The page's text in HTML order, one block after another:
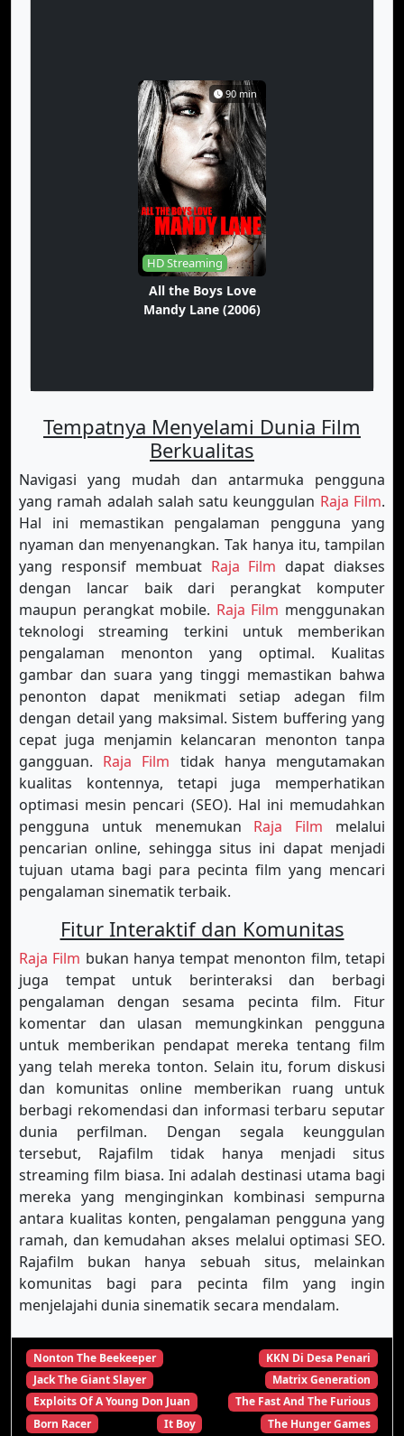
90 min
HD Streaming
All the Boys Love
Mandy Lane (2006)
Tempatnya Menyelami Dunia Film
Berkualitas
Navigasi yang mudah dan antarmuka pengguna
yang ramah adalah salah satu keunggulan Raja Film.
Hal ini memastikan pengalaman pengguna yang
nyaman dan menyenangkan. Tak hanya itu, tampilan
yang responsif membuat Raja Film dapat diakses
dengan lancar baik dari perangkat komputer
maupun perangkat mobile. Raja Film menggunakan
teknologi streaming terkini untuk memberikan
pengalaman menonton yang optimal. Kualitas
gambar dan suara yang tinggi memastikan bahwa
penonton dapat menikmati setiap adegan film
dengan detail yang maksimal. Sistem buffering yang
cepat juga menjamin kelancaran menonton tanpa
gangguan. Raja Film tidak hanya mengutamakan
kualitas kontennya, tetapi juga memperhatikan
optimasi mesin pencari (SEO). Hal ini memudahkan
pengguna untuk menemukan Raja Film melalui
pencarian online, sehingga situs ini dapat menjadi
tujuan utama bagi para pecinta film yang mencari
pengalaman sinematik terbaik.
Fitur Interaktif dan Komunitas
Raja Film bukan hanya tempat menonton film, tetapi
juga tempat untuk berinteraksi dan berbagi
pengalaman dengan sesama pecinta film. Fitur
komentar dan ulasan memungkinkan pengguna
untuk memberikan pendapat mereka tentang film
yang telah mereka tonton. Selain itu, forum diskusi
dan komunitas online memberikan ruang untuk
berbagi rekomendasi dan informasi terbaru seputar
dunia perfilman. Dengan segala keunggulan
tersebut, Rajafilm tidak hanya menjadi situs
streaming film biasa. Ini adalah destinasi utama bagi
mereka yang menginginkan kombinasi sempurna
antara kualitas konten, pengalaman pengguna yang
ramah, dan kemudahan akses melalui optimasi SEO.
Rajafilm bukan hanya sebuah situs, melainkan
komunitas bagi para pecinta film yang ingin
menjelajahi dunia sinematik secara mendalam.
Nonton The Beekeeper
KKN Di Desa Penari
Jack The Giant Slayer
Matrix Generation
Exploits Of A Young Don Juan
The Fast And The Furious
Born Racer
It Boy
The Hunger Games